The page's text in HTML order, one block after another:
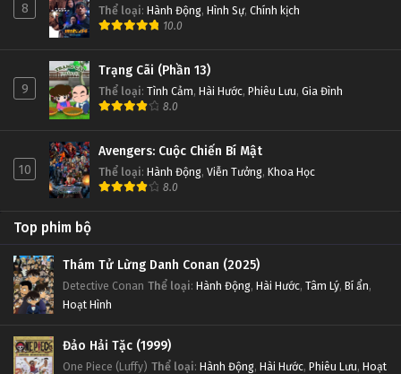
8 Thể loại: Hành Động, Hình Sự, Chính kịch
10.0
9
Trạng Cãi (Phần 13)
Thể loại: Tình Cảm, Hài Hước, Phiêu Lưu, Gia Đình
8.0
10
Avengers: Cuộc Chiến Bí Mật
Thể loại: Hành Động, Viễn Tưởng, Khoa Học
8.0
Top phim bộ
Thám Tử Lừng Danh Conan (2025)
Detective Conan Thể loại: Hành Động, Hài Hước, Tâm Lý, Bí ẩn,
Hoạt Hình
Đảo Hải Tặc (1999)
One Piece (Luffy) Thể loại: Hành Động, Hài Hước, Phiêu Lưu, Hoạt